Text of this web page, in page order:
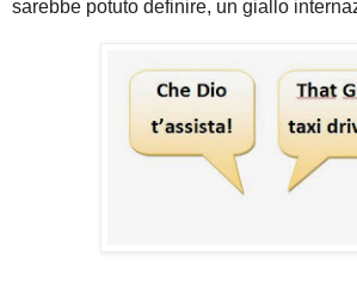
sarebbe potuto definire, un giallo